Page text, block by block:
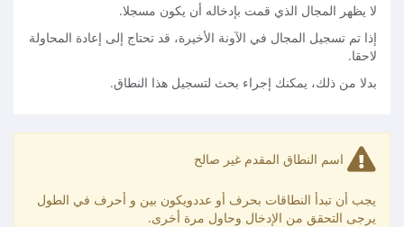
لا يظهر المجال الذي قمت بإدخاله أن يكون مسجلا.
إذا تم تسجيل المجال في الآونة الأخيرة، قد تحتاج إلى إعادة المحاولة
لاحقا.
بدلا من ذلك، يمكنك إجراء بحث لتسجيل هذا النطاق.
اسم النطاق المقدم غير صالح
يجب أن تبدأ النطاقات بحرف أو عددويكون بين و أحرف في الطول
يرجى التحقق من الإدخال وحاول مرة أخرى.